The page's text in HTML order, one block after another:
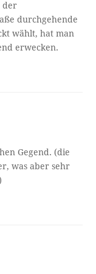
der
durchgehende
wählt, hat man
erwecken.
Gegend. (die
was aber sehr